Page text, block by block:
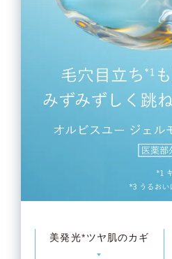
美発光* ツヤ肌のカギ
▼